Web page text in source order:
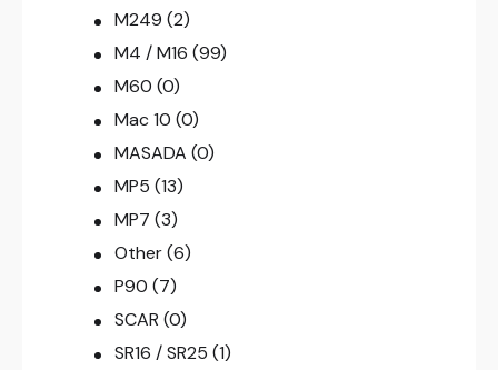
M249 (2)
M4 / M16 (99)
M60 (0)
Mac 10 (0)
MASADA (0)
MP5 (13)
MP7 (3)
Other (6)
P90 (7)
SCAR (0)
SR16 / SR25 (1)